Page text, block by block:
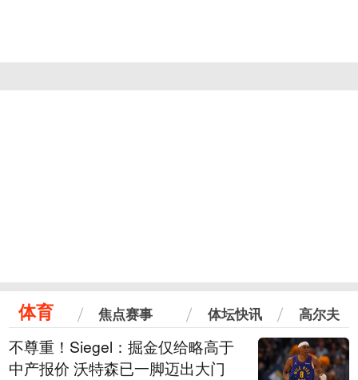
体育 焦点赛事 体坛快讯 高尔夫
不尊重！Siegel：掘金仅给略高于
中产报价 沃特森已一脚迈出大门